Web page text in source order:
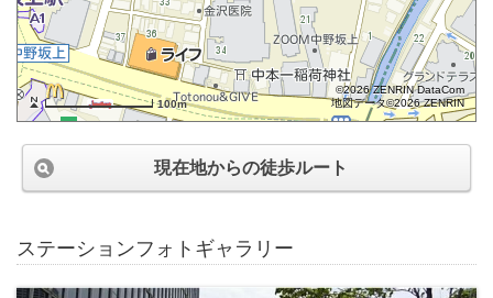
100m
©2026 ZENRIN DataCom
地図データ©2026 ZENRIN
現在地からの徒歩ルート
ステーションフォトギャラリー